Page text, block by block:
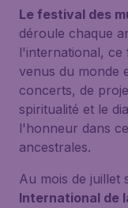
Le festival des
déroule chaque
l'international, ce
venus du monde
concerts, de
spiritualité et le
l'honneur dans
ancestrales.
Au mois de juillet
International de